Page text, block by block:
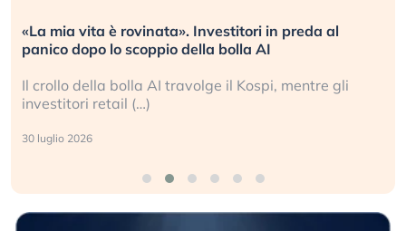
«La mia vita è rovinata». Investitori in preda al
panico dopo lo scoppio della bolla AI
Il crollo della bolla AI travolge il Kospi, mentre gli
investitori retail (…)
30 luglio 2026